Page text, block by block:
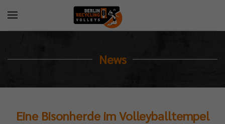
News
Eine Bisonherde im Volleyballtempel